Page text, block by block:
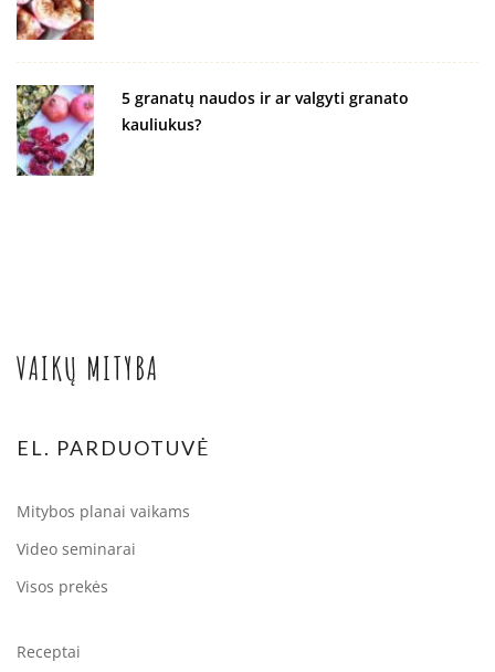
5 granatų naudos ir ar valgyti granato
kauliukus?
VAIKŲ MITYBA
EL. PARDUOTUVĖ
Mitybos planai vaikams
Video seminarai
Visos prekės
Receptai